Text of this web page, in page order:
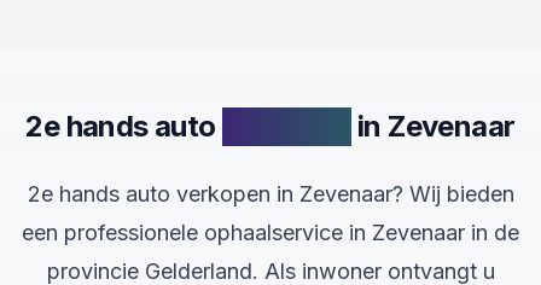
2e hands auto in Zevenaar
2e hands auto verkopen in Zevenaar? Wij bieden
een professionele ophaalservice in Zevenaar in de
provincie Gelderland. Als inwoner ontvangt u